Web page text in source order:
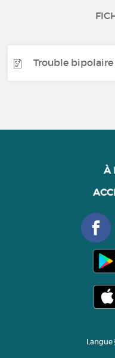
Trouble bipolaire
À
Langue